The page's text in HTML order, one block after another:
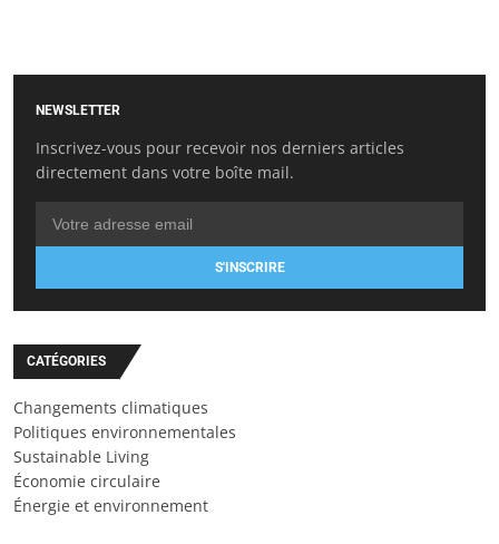
NEWSLETTER
Inscrivez-vous pour recevoir nos derniers articles
directement dans votre boîte mail.
S'INSCRIRE
CATÉGORIES
Changements climatiques
Politiques environnementales
Sustainable Living
Économie circulaire
Énergie et environnement